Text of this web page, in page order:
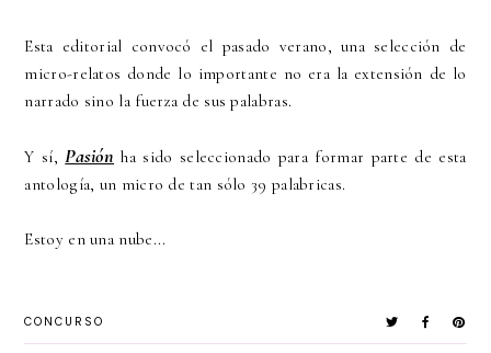
Esta editorial convocó el pasado verano, una selección de
micro-relatos donde lo importante no era la extensión de lo
narrado sino la fuerza de sus palabras.
Y sí,Pasión ha sido seleccionado para formar parte de esta
antología, un micro de tan sólo 39 palabricas.
Estoy en una nube...
CONCURSO